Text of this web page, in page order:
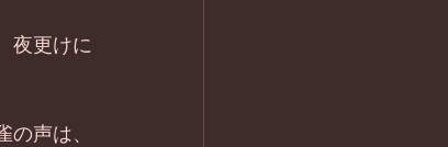
夜更けに
声は、